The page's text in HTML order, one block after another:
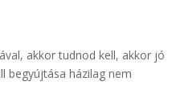
akkor tudnod kell, akkor jó
begyújtása házilag nem